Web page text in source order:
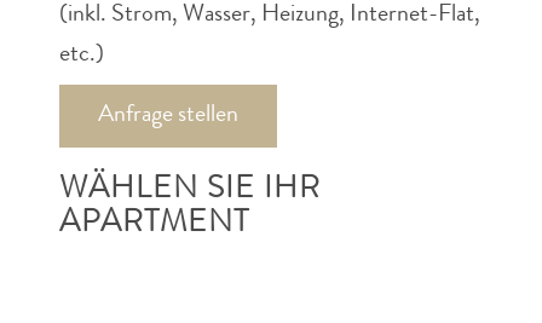
(inkl. Strom, Wasser, Heizung, Internet-Flat,
etc.)
Anfrage stellen
WÄHLEN SIE IHR
APARTMENT